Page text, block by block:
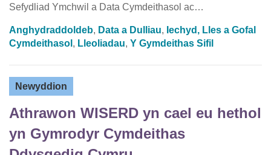
Sefydliad Ymchwil a Data Cymdeithasol ac…
Anghydraddoldeb, Data a Dulliau, Iechyd, Lles a Gofal
Cymdeithasol , Lleoliadau, Y Gymdeithas Sifil
Newyddion
Athrawon WISERD yn cael eu hethol
yn Gymrodyr Cymdeithas